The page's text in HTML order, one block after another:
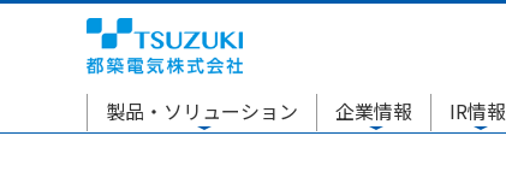
製品・ソリューション 企業情報 IR情報